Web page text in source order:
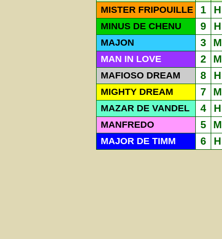
MISTER FRIPOUILLE 1 H
MINUS DE CHENU 9 H
MAJON 3 M
MAN IN LOVE 2 M
MAFIOSO DREAM 8 H
MIGHTY DREAM 7 M
MAZAR DE VANDEL 4 H
MANFREDO 5 M
MAJOR DE TIMM 6 H